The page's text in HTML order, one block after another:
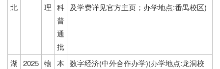
北
理 科
普
通
批
及学费详见官方主页；办学地点:番禺校区)
湖 2025 物 本 数字经济(中外合作办学)(办学地点:龙洞校